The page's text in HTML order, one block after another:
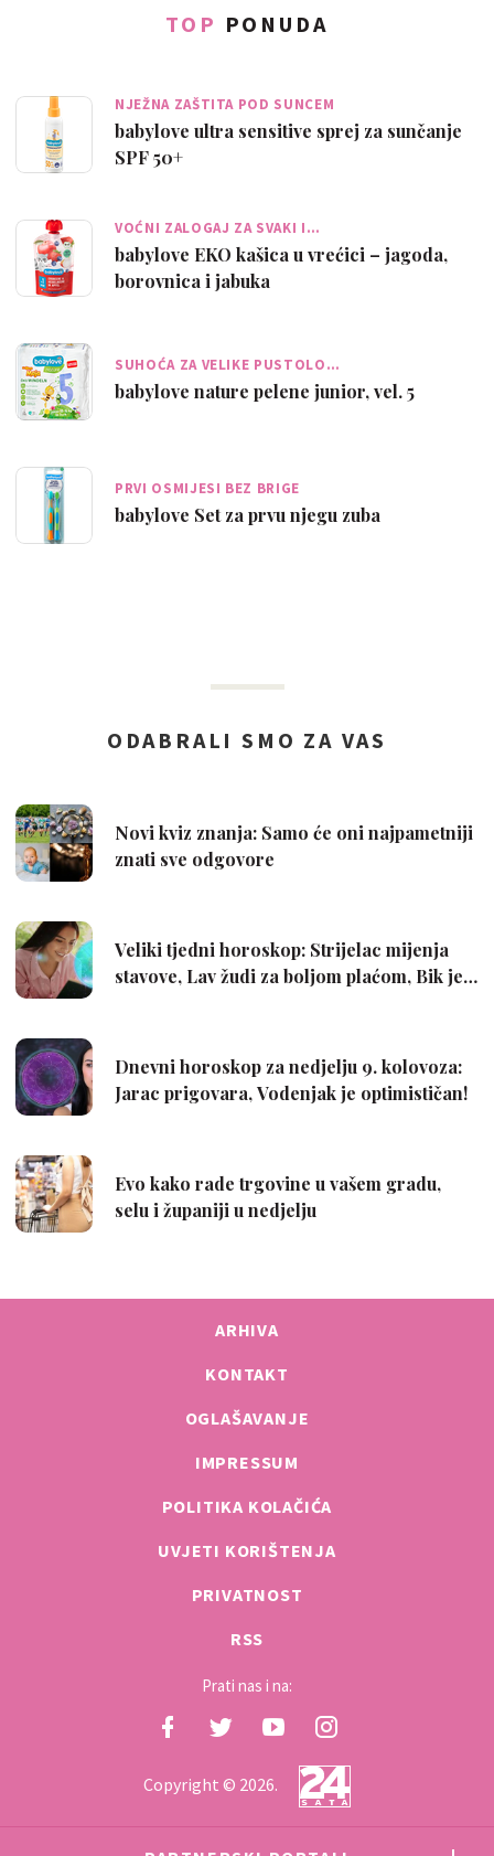
TOP PONUDA
NJEŽNA ZAŠTITA POD SUNCEM
babylove ultra sensitive sprej za sunčanje
SPF 50+
VOĆNI ZALOGAJ ZA SVAKI I…
babylove EKO kašica u vrećici – jagoda,
borovnica i jabuka
SUHOĆA ZA VELIKE PUSTOLO…
babylove nature pelene junior, vel. 5
PRVI OSMIJESI BEZ BRIGE
babylove Set za prvu njegu zuba
ARHIVA
KONTAKT
OGLAŠAVANJE
IMPRESSUM
POLITIKA KOLAČIĆA
UVJETI KORIŠTENJA
PRIVATNOST
RSS
Prati nas i na:
Copyright © 2026.